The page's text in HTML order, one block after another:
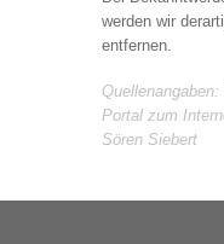
werden wir
entfernen.
Portal zum
Sören Siebert